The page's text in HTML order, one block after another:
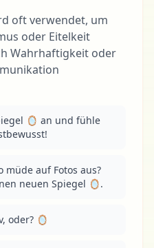
oft verwendet, um
oder Eitelkeit
Wahrhaftigkeit oder
🪞 an und fühle
müde auf Fotos aus?
neuen Spiegel 🪞.
oder? 🪞